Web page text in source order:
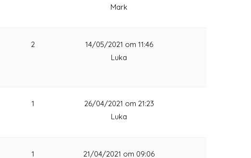
Mark
2
14/05/2021 om 11:46
Luka
1
26/04/2021 om 21:23
Luka
1
21/04/2021 om 09:06